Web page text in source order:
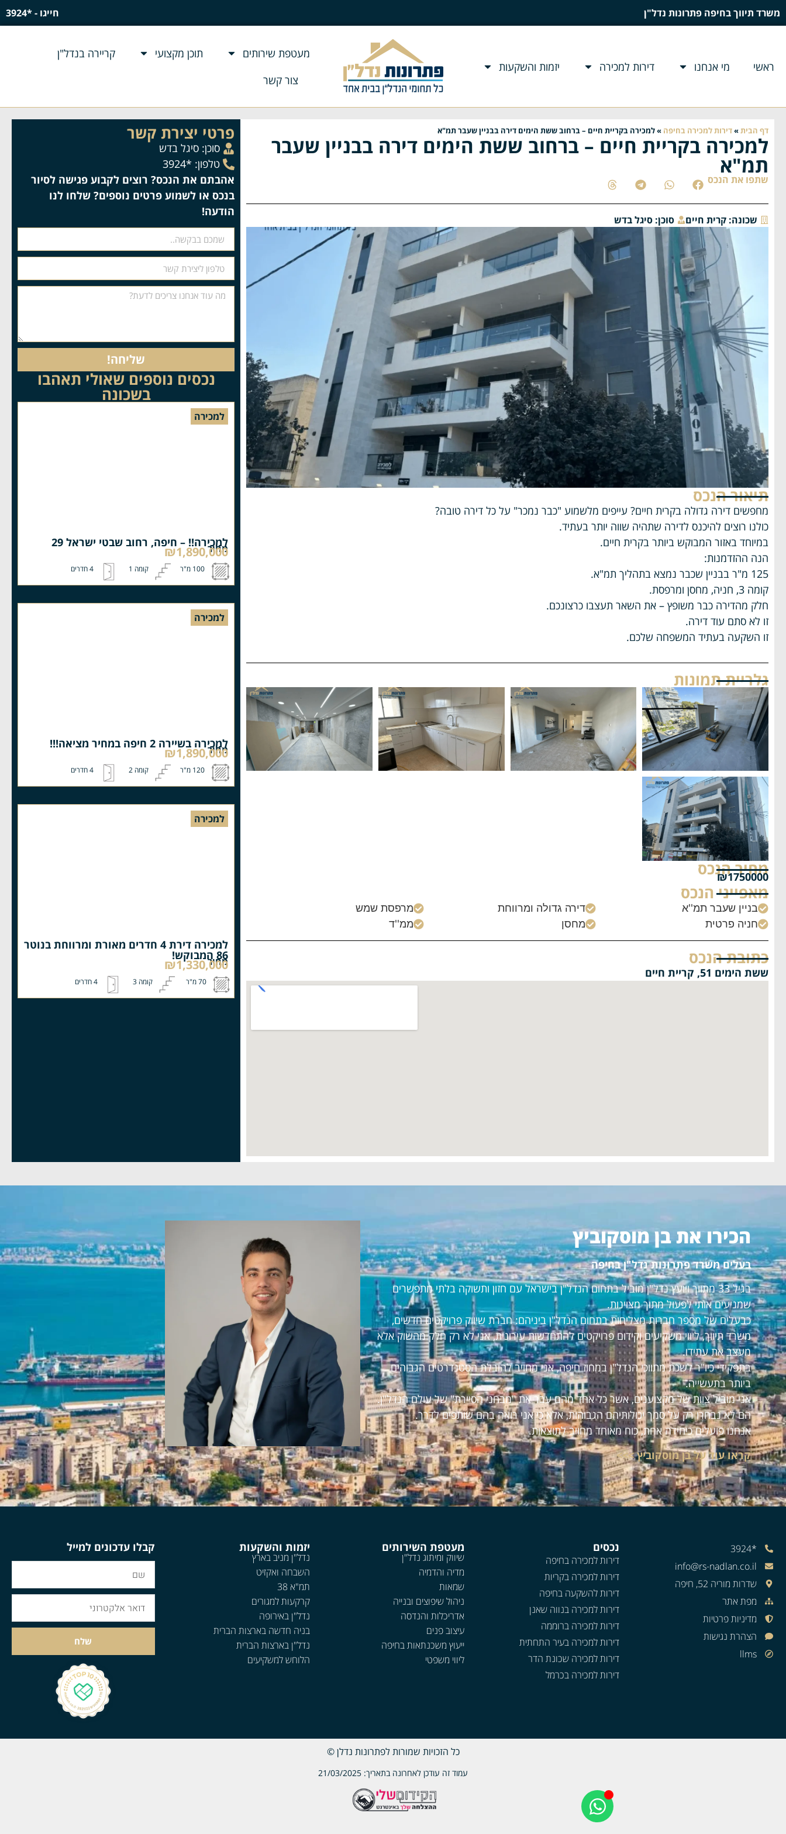
משרד תיווך בחיפה פתרונות נדל"ן חייגו - *3924
ראשי מי אנחנו דירות למכירה יזמות והשקעות
מעטפת שירותים תוכן מקצועי
קריירה בנדל"ן
צור קשר
דף הבית»דירות למכירה בחיפה »למכירה בקריית חיים – ברחוב ששת הימים דירה בבניין שעבר תמ"א
למכירה בקריית חיים – ברחוב ששת הימים דירה בבניין שעבר
תמ"א
שתפו את הנכס
שכונה: קרית חיים סוכן: סיגל בדש
תיאור הנכס
מחפשים דירה גדולה בקרית חיים? עייפים מלשמוע "כבר נמכר" על כל דירה טובה?
כולנו רוצים להיכנס לדירה שתהיה שווה יותר בעתיד.
במיוחד באזור המבוקש ביותר בקרית חיים.
הנה ההזדמנות:
125 מ"ר בבניין שכבר נמצא בתהליך תמ"א.
קומה 3, חניה, מחסן ומרפסת.
חלק מהדירה כבר משופץ – את השאר תעצבו כרצונכם.
זו לא סתם עוד דירה.
זו השקעה בעתיד המשפחה שלכם.
גלריית תמונות
מחיר הנכס
₪1750000
מאפייני הנכס
בניין שעבר תמ''א דירה גדולה ומרווחת מרפסת שמש
חניה פרטית מחסן ממ''ד
כתובת הנכס
ששת הימים 51, קריית חיים
פרטי יצירת קשר
סוכן: סיגל בדש
טלפון: *3924
אהבתם את הנכס? רוצים לקבוע פגישה לסיור
בנכס או לשמוע פרטים נוספים? שלחו לנו
הודעה!
שליחה!
נכסים נוספים שאולי תאהבו
בשכונה
למכירה
למכירה!! – חיפה, רחוב שבטי ישראל 29
מחיר
₪1,890,000
100 מ"ר קומה 1 4 חדרים
למכירה
למכירה בשיירה 2 חיפה במחיר מציאה!!!
מחיר
₪1,890,000
120 מ"ר קומה 2 4 חדרים
למכירה
למכירה דירת 4 חדרים מאורת ומרווחת בנוטר
86 המבוקש!
מחיר
₪1,330,000
70 מ"ר קומה 3 4 חדרים
הכירו את בן מוסקוביץ
בעלים משרד פתרונות נדל"ן בחיפה
בגיל 33 מתווך ויועץ נדל"ן מוביל בתחום הנדל"ן בישראל עם חזון ותשוקה בלתי מתפשרים
שמניעים אותי לפעול מתוך מצוינות.
כבעלים של מספר חברות מצליחות בתחום הנדל"ן ביניהם: חברת שיווק פרויקטים חדשים,
משרד תיווך, ליווי משקיעים וקידום פרויקטים להתחדשות עירונית, אני לא רק חלק מהשוק אלא
מעצב את עתידו.
בתפקידי כיו"ר לשכת מתווכי הנדל"ן במחוז חיפה, אני מחויב להובלת הסטנדרטים הגבוהים
ביותר בתעשייה.
אני מוביל צוות של מקצוענים, אשר כל אחד מהם עבר את "מבחני הסיירת" של עולם הנדל"ן.
הם לא נבחרו רק על סמך יכולותיהם הגבוהות, אלא כי אני רואה בהם שותפים לדרך.
אנחנו פועלים כיחידה אחת, כוח מאוחד מחויב לתוצאות.
קראו עוד על בן מוסקוביץ >>>
*3924
info@rs-nadlan.co.il
שדרות מוריה 52, חיפה
מפת אתר
מדיניות פרטיות
הצהרת נגישות
llms
נכסים
דירות למכירה בחיפה
דירות למכירה בקריות
דירות להשקעה בחיפה
דירות למכירה בנווה שאנן
דירות למכירה ברוממה
דירות למכירה בעיר התחתית
דירות למכירה שכונת הדר
דירות למכירה בכרמל
מעטפת השירותים
שיווק ומיתוג נדל"ן
מדיה והדמיה
שמאות
ניהול שיפוצים ובנייה
אדריכלות והנדסה
עיצוב פנים
ייעוץ משכנתאות בחיפה
ליווי משפטי
יזמות והשקעות
נדל"ן מניב בארץ
השבחה ואקזיט
תמ"א 38
קרקעות למגורים
נדל"ן באירופה
בניה חדשה בארצות הברית
נדל"ן בארצות הברית
הלוחש למשקיעים
קבלו עדכונים למייל
שלח
כל הזכויות שמורות לפתרונות נדלן ©
עמוד זה עודכן לאחרונה בתאריך: 21/03/2025